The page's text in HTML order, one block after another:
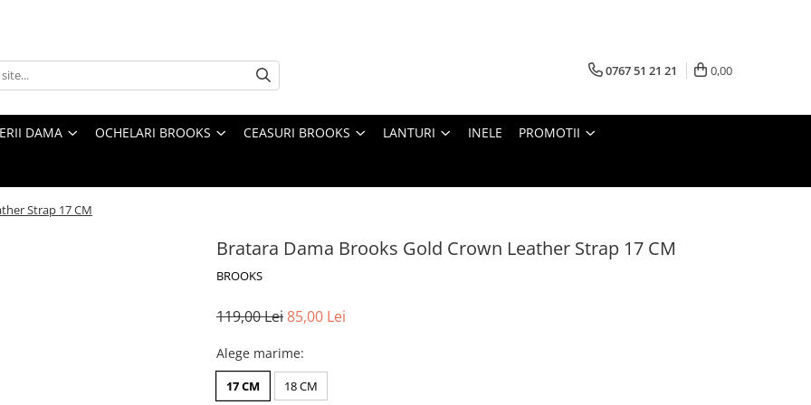
0767 51 21 21 0,00
DAMA OCHELARI BROOKS CEASURI BROOKS LANTURI INELE PROMOTII
Strap 17 CM
Bratara Dama Brooks Gold Crown Leather Strap 17 CM
BROOKS
119,00 Lei85,00 Lei
Alege marime:
17 CM 18 CM